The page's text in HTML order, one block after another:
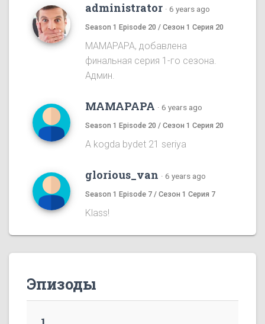
administrator · 6 years ago
Season 1 Episode 20 / Сезон 1 Серия 20
MAMAPAPA, добавлена
финальная серия 1-го сезона.
Админ.
MAMAPAPA · 6 years ago
Season 1 Episode 20 / Сезон 1 Серия 20
A kogda bydet 21 seriya
glorious_van · 6 years ago
Season 1 Episode 7 / Сезон 1 Серия 7
Klass!
Эпизоды